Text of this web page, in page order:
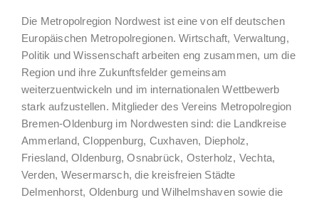
Die Metropolregion Nordwest ist eine von elf deutschen
Europäischen Metropolregionen. Wirtschaft, Verwaltung,
Politik und Wissenschaft arbeiten eng zusammen, um die
Region und ihre Zukunftsfelder gemeinsam
weiterzuentwickeln und im internationalen Wettbewerb
stark aufzustellen. Mitglieder des Vereins Metropolregion
Bremen-Oldenburg im Nordwesten sind: die Landkreise
Ammerland, Cloppenburg, Cuxhaven, Diepholz,
Friesland, Oldenburg, Osnabrück, Osterholz, Vechta,
Verden, Wesermarsch, die kreisfreien Städte
Delmenhorst, Oldenburg und Wilhelmshaven sowie die